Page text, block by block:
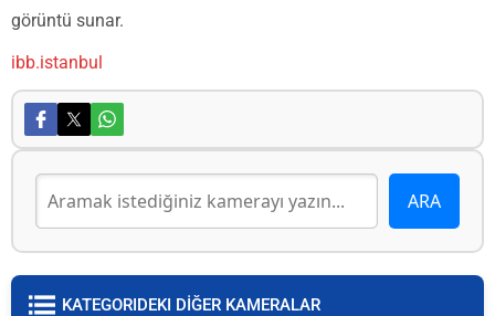
görüntü sunar.
ibb.istanbul
KATEGORIDEKI DİĞER KAMERALAR